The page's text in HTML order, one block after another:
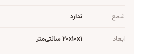
شمع ندارد
ابعاد ۲۰x۱۰x۱ سانتی‌متر